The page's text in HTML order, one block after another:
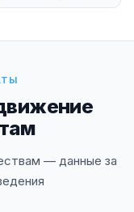
— данные за